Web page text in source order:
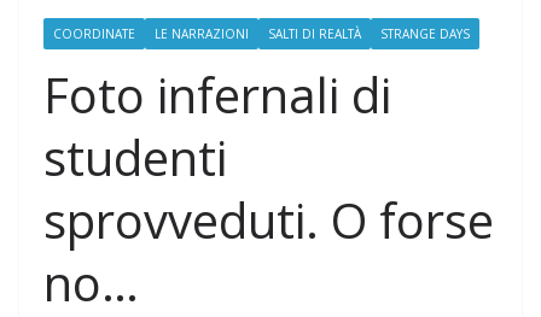
COORDINATE LE NARRAZIONI SALTI DI REALTÀ STRANGE DAYS
Foto infernali di
studenti
sprovveduti. O forse
no…